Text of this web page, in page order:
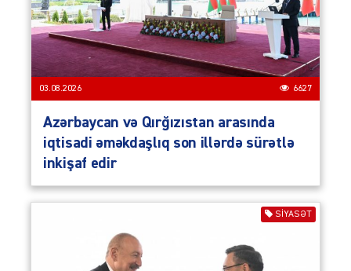
03.08.2026 6627
Azərbaycan və Qırğızıstan arasında
iqtisadi əməkdaşlıq son illərdə sürətlə
inkişaf edir
SIYASƏT